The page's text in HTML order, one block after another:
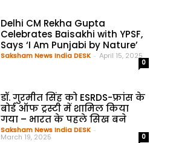
Delhi CM Rekha Gupta
Celebrates Baisakhi with YPSF,
Says ‘I Am Punjabi by Nature’
Saksham News India DESK - April 15, 2025
0
डॉ. गुरमीत सिंह को ESRDS-फ्रांस के
बोर्ड ऑफ ट्रस्टी में शामिल किया
गया – भारत के पहले सिख बने
Saksham News India DESK -
March 19, 2025 0